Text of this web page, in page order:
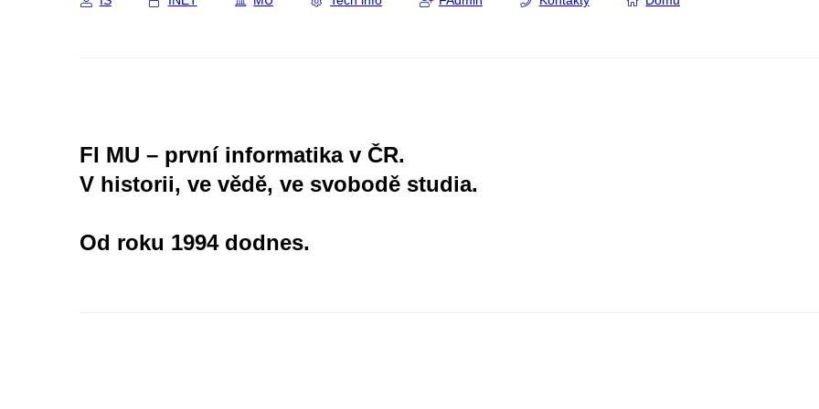
FI MU – první informatika v ČR.
V historii, ve vědě, ve svobodě studia.
Od roku 1994 dodnes.